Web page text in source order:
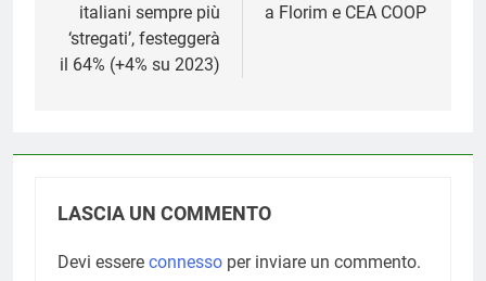
italiani sempre più
‘stregati’, festeggerà
il 64% (+4% su 2023)
a Florim e CEA COOP
LASCIA UN COMMENTO
Devi essere connesso per inviare un commento.